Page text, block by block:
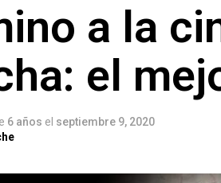
a la
el
6 años el septiembre 9, 2020